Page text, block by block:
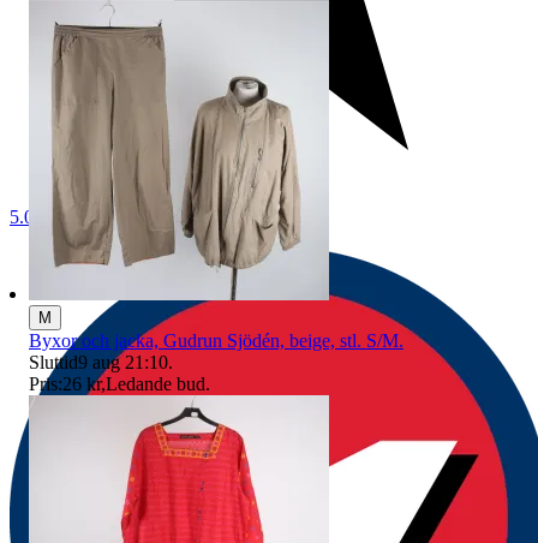
5.0
M
Byxor och jacka, Gudrun Sjödén, beige, stl. S/M.
Sluttid9 aug 21:10.
Pris:26 kr,Ledande bud.